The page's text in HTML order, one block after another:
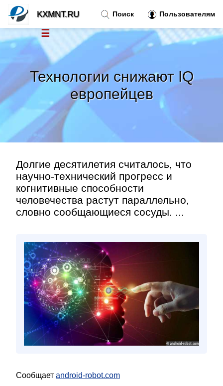
Технологии снижают IQ
европейцев
Долгие десятилетия считалось, что
научно-технический прогресс и
когнитивные способности
человечества растут параллельно,
словно сообщающиеся сосуды. ...
Сообщает android-robot.com
Поиск Пользователям
KXMNT.RU
☰
Новости
Тренды новостей»
Рубрики»
Правила»
Контакт»